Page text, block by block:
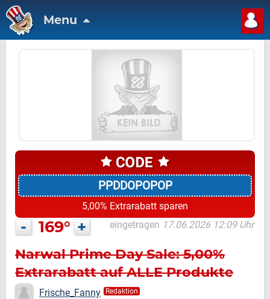
Menu
PPDDOPOPOP
5,00% Extrarabatt sparen
- 169° + eingetragen 17.06.2026 12:09 Uhr
Narwal Prime Day Sale: 5,00%
Extrarabatt auf ALLE Produkte
Frische_Fanny Redaktion